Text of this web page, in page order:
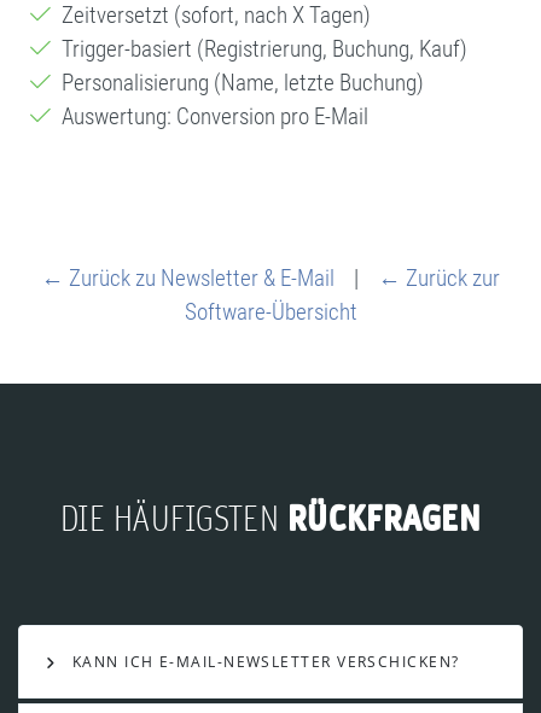
Zeitversetzt (sofort, nach X Tagen)
Trigger-basiert (Registrierung, Buchung, Kauf)
Personalisierung (Name, letzte Buchung)
Auswertung: Conversion pro E-Mail
← Zurück zu Newsletter & E-Mail |
← Zurück zur
Software-Übersicht
DIE HÄUFIGSTEN RÜCKFRAGEN
KANN ICH E-MAIL-NEWSLETTER VERSCHICKEN?